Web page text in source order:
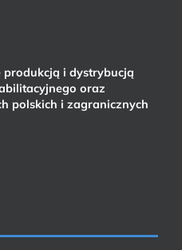
produkcją i dystrybucją
oraz
polskich i zagranicznych